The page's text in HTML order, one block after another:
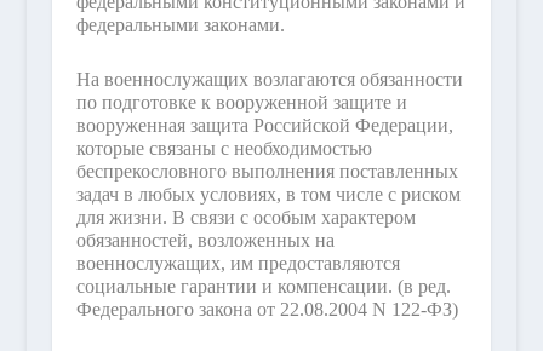
федеральными законами.
На военнослужащих возлагаются обязанности
по подготовке к вооруженной защите и
вооруженная защита Российской Федерации,
которые связаны с необходимостью
беспрекословного выполнения поставленных
задач в любых условиях, в том числе с риском
для жизни. В связи с особым характером
обязанностей, возложенных на
военнослужащих, им предоставляются
социальные гарантии и компенсации. (в ред.
Федерального закона от 22.08.2004 N 122-ФЗ)